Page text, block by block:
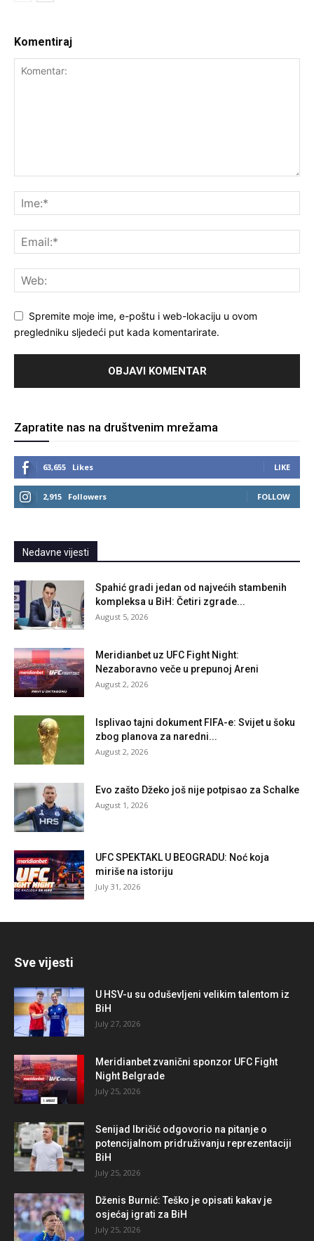
Komentiraj
Spremite moje ime, e-poštu i web-lokaciju u ovom
pregledniku sljedeći put kada komentarirate.
Zapratite nas na društvenim mrežama
63,655 Likes LIKE
2,915 Followers FOLLOW
Nedavne vijesti
Spahić gradi jedan od najvećih stambenih
kompleksa u BiH: Četiri zgrade...
August 5, 2026
Meridianbet uz UFC Fight Night:
Nezaboravno veče u prepunoj Areni
August 2, 2026
Isplivao tajni dokument FIFA-e: Svijet u šoku
zbog planova za naredni...
August 2, 2026
Evo zašto Džeko još nije potpisao za Schalke
August 1, 2026
UFC SPEKTAKL U BEOGRADU: Noć koja
miriše na istoriju
July 31, 2026
Sve vijesti
U HSV-u su oduševljeni velikim talentom iz
BiH
July 27, 2026
Meridianbet zvanični sponzor UFC Fight
Night Belgrade
July 25, 2026
Senijad Ibričić odgovorio na pitanje o
potencijalnom pridruživanju reprezentaciji
BiH
July 25, 2026
Dženis Burnić: Teško je opisati kakav je
osjećaj igrati za BiH
July 25, 2026